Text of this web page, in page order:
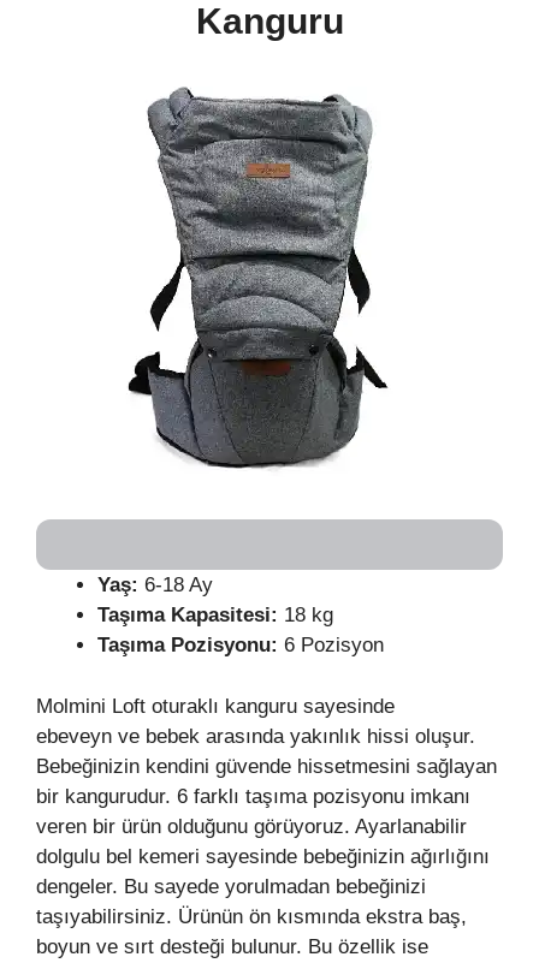
Kanguru
Yaş: 6-18 Ay
Taşıma Kapasitesi: 18 kg
Taşıma Pozisyonu: 6 Pozisyon
Molmini Loft oturaklı kanguru sayesinde
ebeveyn ve bebek arasında yakınlık hissi oluşur.
Bebeğinizin kendini güvende hissetmesini sağlayan
bir kangurudur. 6 farklı taşıma pozisyonu imkanı
veren bir ürün olduğunu görüyoruz. Ayarlanabilir
dolgulu bel kemeri sayesinde bebeğinizin ağırlığını
dengeler. Bu sayede yorulmadan bebeğinizi
taşıyabilirsiniz. Ürünün ön kısmında ekstra baş,
boyun ve sırt desteği bulunur. Bu özellik ise